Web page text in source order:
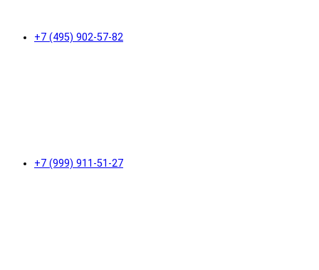
+7 (495) 902-57-82
+7 (999) 911-51-27